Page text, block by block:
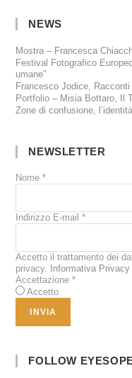
NEWS
Mostra – Francesca
Festival Fotografico
umane”
Francesco Jodice,
Portfolio – Misia Bottaro, Il
Zone di confusione,
NEWSLETTER
Nome*
Indirizzo E-mail*
Accetto il trattamento dei
privacy.
Informativa Privacy
Accettazione*
Accetto
FOLLOW